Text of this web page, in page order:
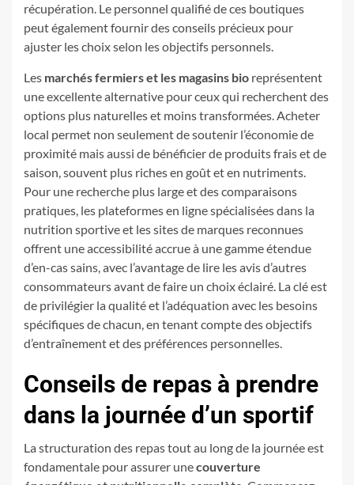
récupération. Le personnel qualifié de ces boutiques
peut également fournir des conseils précieux pour
ajuster les choix selon les objectifs personnels.
Les marchés fermiers et les magasins bio représentent
une excellente alternative pour ceux qui recherchent des
options plus naturelles et moins transformées. Acheter
local permet non seulement de soutenir l’économie de
proximité mais aussi de bénéficier de produits frais et de
saison, souvent plus riches en goût et en nutriments.
Pour une recherche plus large et des comparaisons
pratiques, les plateformes en ligne spécialisées dans la
nutrition sportive et les sites de marques reconnues
offrent une accessibilité accrue à une gamme étendue
d’en-cas sains, avec l’avantage de lire les avis d’autres
consommateurs avant de faire un choix éclairé. La clé est
de privilégier la qualité et l’adéquation avec les besoins
spécifiques de chacun, en tenant compte des objectifs
d’entraînement et des préférences personnelles.
Conseils de repas à prendre
dans la journée d’un sportif
La structuration des repas tout au long de la journée est
fondamentale pour assurer unecouverture